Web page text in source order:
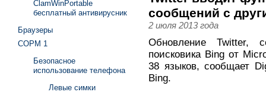
сообщений с
2 июля 2013 года
Обновление Twitter,
поисковика Bing от
38 языков, сообщает
Bing.
ClamWinPortable
бесплатный антивирусник
Браузеры
СОРМ 1
Безопасное
использование телефона
Левые симки